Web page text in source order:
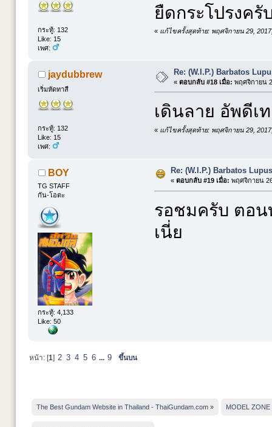
กระทู้: 132
Like: 15
เพศ:
ยืดกระโปรงครั
« แก้ไขครั้งสุดท้าย: พฤศจิกายน 29,
jaydubbrew
เริ่มหัดทาสี
กระทู้: 132
Like: 15
เพศ:
Re: (W.I.P.) Barbatos
« ตอบกลับ #18 เมื่อ: พฤศจิกายน
เดินลาย อัพดีเ
« แก้ไขครั้งสุดท้าย: พฤศจิกายน 29,
BOY
TG STAFF
กัน-โอตะ
กระทู้: 4,133
Like: 50
Re: (W.I.P.) Barbatos
« ตอบกลับ #19 เมื่อ: พฤศจิกายน
รอชมครับ ตอน
เนี่ย
หน้า: [1] 2 3 4 5 6 ... 9 ขึ้นบน
The Best Gundam Website in Thailand - ThaiGundam.com » MODEL ZONE